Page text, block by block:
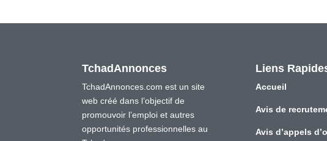
TchadAnnonces
TchadAnnonces.com est un site
web créé dans l’objectif de
promouvoir l’emploi et autres
opportunités professionnelles au
Liens
Accueil
Avis de
Avis d’appels